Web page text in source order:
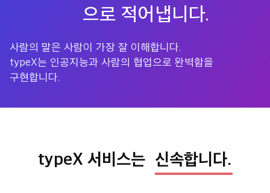
으로 적어냅니다.
사람의 말은 사람이 가장 잘 이해합니다.
typeX는 인공지능과 사람의 협업으로 완벽함을
구현합니다.
typeX 서비스는 신속합니다.